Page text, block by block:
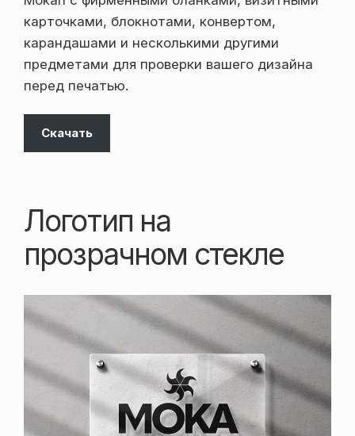
карточками, блокнотами, конвертом,
карандашами и несколькими другими
предметами для проверки вашего дизайна
перед печатью.
Скачать
Логотип на
прозрачном стекле